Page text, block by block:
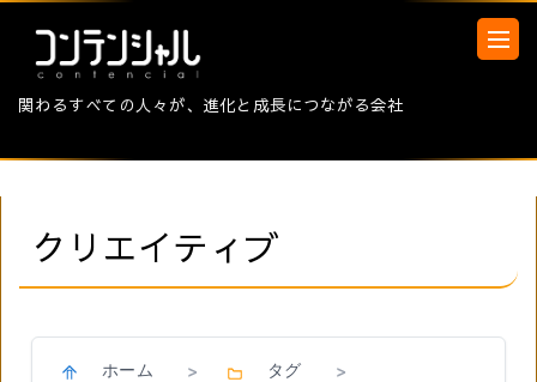
関わるすべての人々が、進化と成長につながる会社
クリエイティブ
ホーム > タグ >